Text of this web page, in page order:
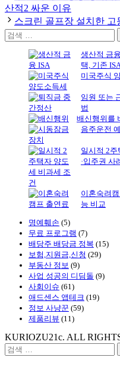
고
리
산적2 싸운 이유
스크린 골프장 설치한 고
검
생산적 금
택, 기존
미국주식
임원 또는
법
배신행위를
음주운전
일시적 2주
·입주권 사
이혼숙려
능 비교
명예훼손 (5)
무료 프로그램 (7)
배당주 배당금 정복 (15)
보험,지원금,신청 (29)
부동산 정보 (9)
사업 성공의 디딤돌 (9)
사회이슈 (61)
애드센스 앱테크 (19)
정보 사냥꾼 (59)
제품리뷰 (11)
KURIOZU21c. ALL
검